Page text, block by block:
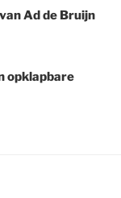
Ad de Bruijn
opklapbare